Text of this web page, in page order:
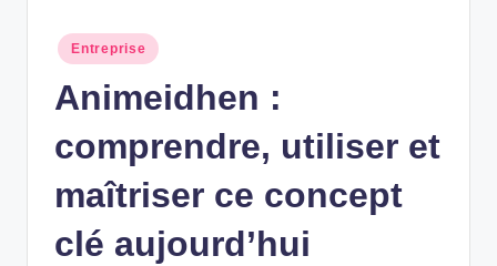
Posted
in
Entreprise
Animeidhen :
comprendre, utiliser et
maîtriser ce concept
clé aujourd’hui